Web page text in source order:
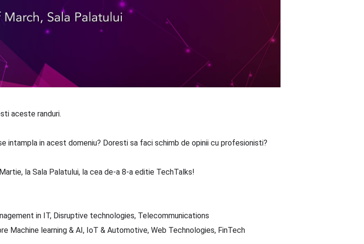
aceste randuri.
intampla in acest domeniu? Doresti sa faci schimb de opinii cu profesionisti?
la Sala Palatului, la cea de-a 8-a editie TechTalks!
in IT, Disruptive technologies, Telecommunications
Machine learning & AI, IoT & Automotive, Web Technologies, FinTech